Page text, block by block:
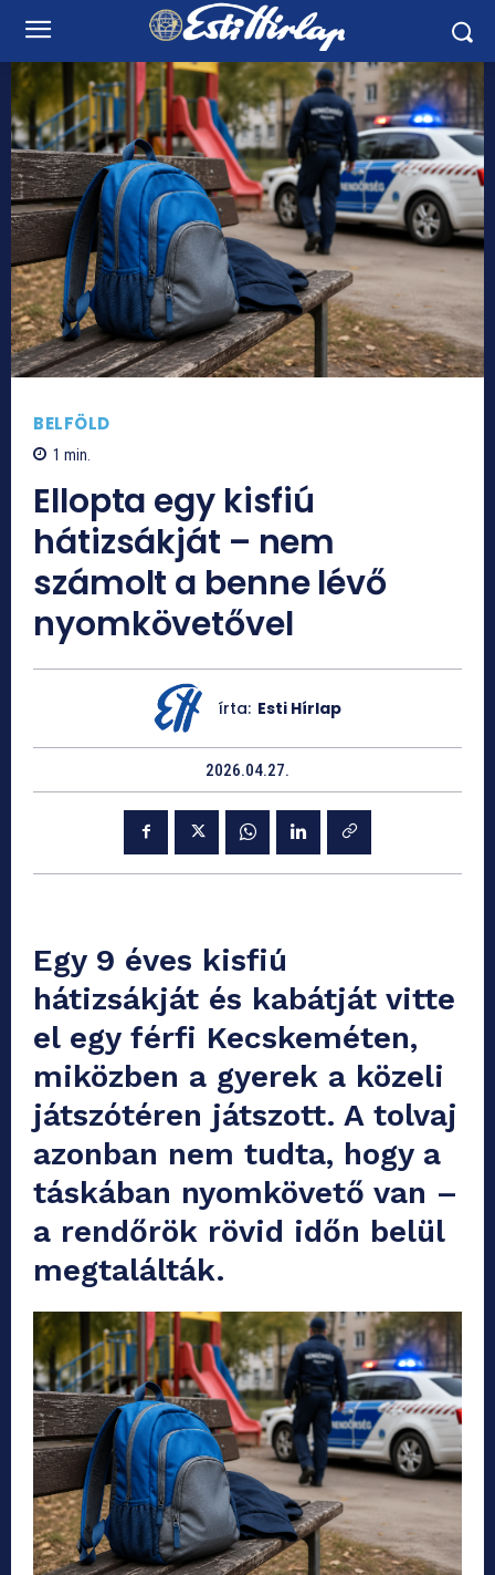
BELFÖLD
1 min.
Ellopta egy kisfiú
hátizsákját – nem
számolt a benne lévő
nyomkövetővel
írta: Esti Hírlap
2026.04.27.
Egy 9 éves kisfiú
hátizsákját és kabátját vitte
el egy férfi Kecskeméten,
miközben a gyerek a közeli
játszótéren játszott. A tolvaj
azonban nem tudta, hogy a
táskában nyomkövető van –
a rendőrök rövid időn belül
megtalálták.